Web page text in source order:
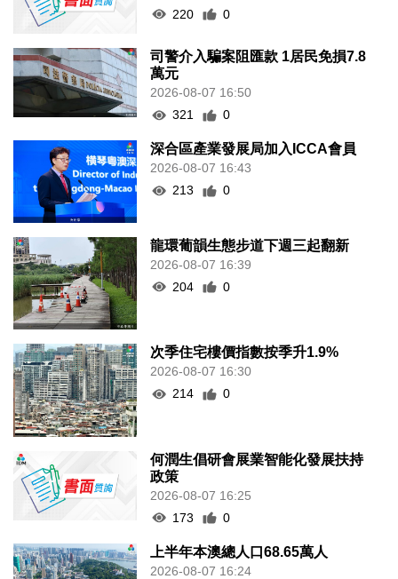
220
0
司警介入騙案阻匯款 1居民免損7.8
萬元
2026-08-07 16:50
321
0
深合區產業發展局加入ICCA會員
2026-08-07 16:43
213
0
龍環葡韻生態步道下週三起翻新
2026-08-07 16:39
204
0
次季住宅樓價指數按季升1.9%
2026-08-07 16:30
214
0
何潤生倡研會展業智能化發展扶持
政策
2026-08-07 16:25
173
0
上半年本澳總人口68.65萬人
2026-08-07 16:24